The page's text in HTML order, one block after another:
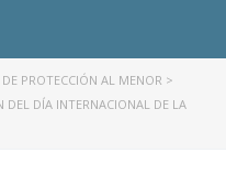
PROTECCIÓN AL MENOR >
DEL DÍA INTERNACIONAL DE LA